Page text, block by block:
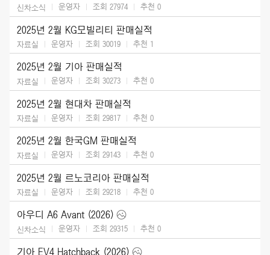
신차소식 운영자 조회 27974 추천 0
2025년 2월 KG모빌리티 판매실적
자료실 운영자 조회 30019 추천 1
2025년 2월 기아 판매실적
자료실 운영자 조회 30273 추천 0
2025년 2월 현대차 판매실적
자료실 운영자 조회 29817 추천 0
2025년 2월 한국GM 판매실적
자료실 운영자 조회 29143 추천 0
2025년 2월 르노코리아 판매실적
자료실 운영자 조회 29218 추천 0
아우디 A6 Avant (2026)
신차소식 운영자 조회 29315 추천 0
기아 EV4 Hatchback (2026)